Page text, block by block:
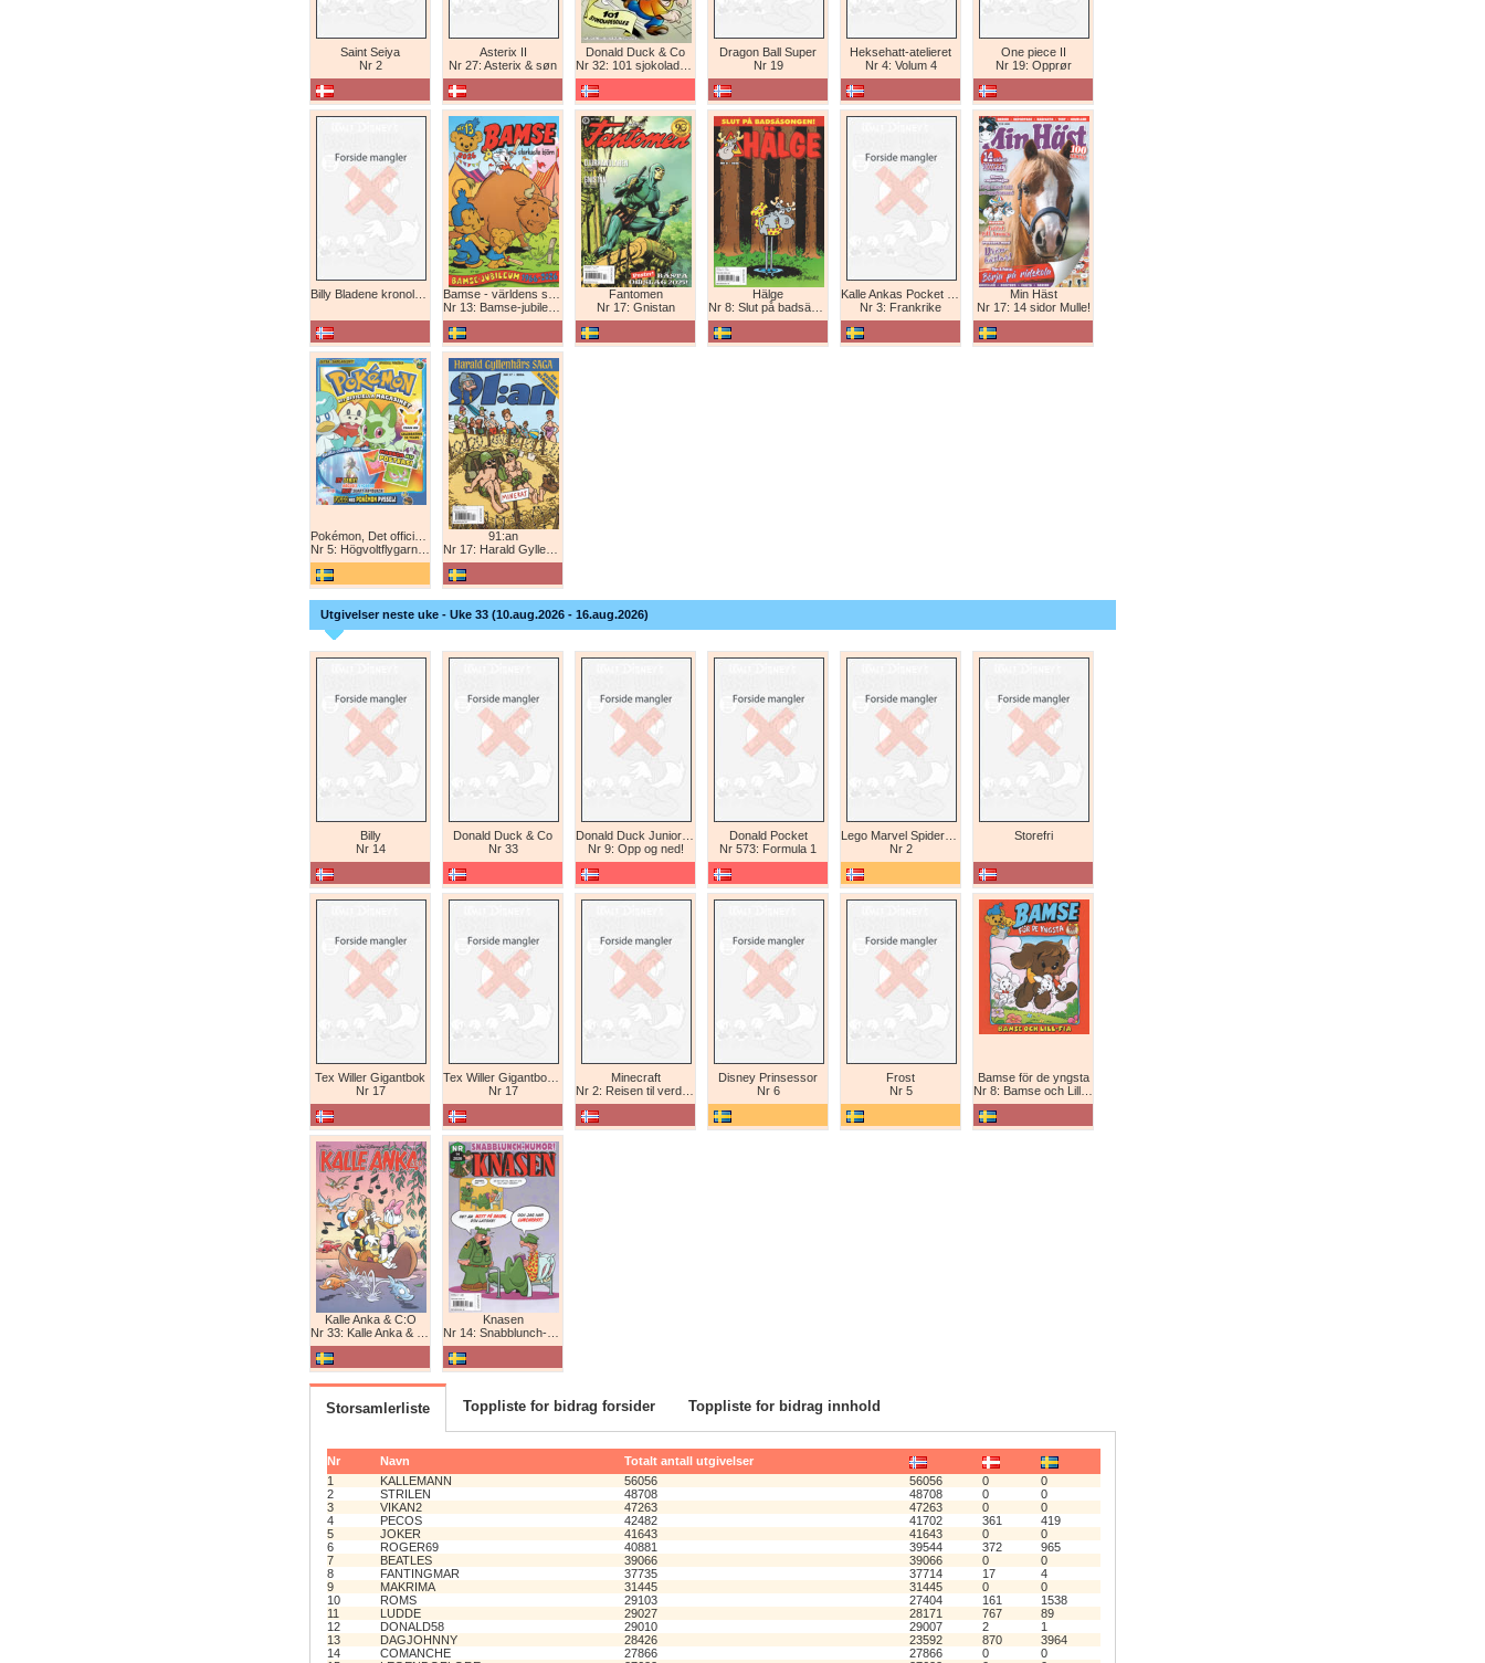
Saint Seiya
Nr 2
Asterix II
Nr 27: Asterix & søn
Donald Duck & Co
Nr 32: 101 sjokoladeboller
Dragon Ball Super
Nr 19
Heksehatt-atelieret
Nr 4: Volum 4
One piece II
Nr 19: Opprør
Nr 13: Bamse-jubileum 1966-2026
Fantomen
Nr 17: Gnistan
Hälge
Nr 8: Slut på badsäsongen!
Nr 3: Frankrike
Min Häst
Nr 17: 14 sidor Mulle!
Nr 5: Högvoltflygarna mot Svart Rayquaza!
91:an
Nr 17: Harald Gyllenhårs saga
Utgivelser neste uke - Uke 33 (10.aug.2026 - 16.aug.2026)
Billy
Nr 14
Donald Duck & Co
Nr 33
Nr 9: Opp og ned!
Donald Pocket
Nr 573: Formula 1
Nr 2
Storefri
Tex Willer Gigantbok
Nr 17
Nr 17
Minecraft
Nr 2: Reisen til verdens ende
Disney Prinsessor
Nr 6
Frost
Nr 5
Bamse för de yngsta
Nr 8: Bamse och Lill-Fia
Kalle Anka & C:O
Nr 33: Kalle Anka & C:O
Knasen
Nr 14: Snabblunch-humor!
Storsamlerliste Toppliste for bidrag forsider Toppliste for bidrag innhold
Nr Navn
Totalt antall utgivelser
1
KALLEMANN 56056 56056 0
0
2
STRILEN 48708 48708 0
0
3
VIKAN2 47263 47263 0
0
4
PECOS 42482 41702 361
419
5
JOKER 41643 41643 0
0
6
ROGER69 40881 39544 372
965
7
BEATLES 39066 39066 0
0
8
FANTINGMAR 37735 37714 17
4
9
MAKRIMA 31445 31445 0
0
10
ROMS 29103 27404 161
1538
11
LUDDE 29027 28171 767
89
12
DONALD58 29010 29007 2
1
13
DAGJOHNNY 28426 23592 870
3964
14
COMANCHE 27866 27866 0
0